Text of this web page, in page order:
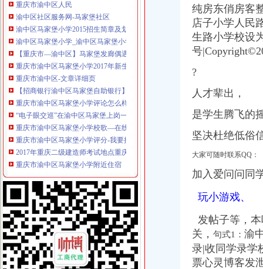
渝中区社区服务网-马家堡社区
渝中区马家堡小学2015招生简章及划片-重庆本地宝
渝中区马家堡小学_渝中区马家堡小学爱问问同学录频道
【重庆市—渝中区】马家堡发廊偶遇品美少女（申请毕业-曲罢论坛
重庆市渝中区马家堡小学2017年新生招生通告！_重庆幼升小_家长帮
重庆市渝中区-文章详细页
【招商银行渝中区马家堡自助银行】招商银行渝中区马家堡自助银行
重庆市渝中区马家堡小学评论怎么样-我要搜学网
“电子眼交巡”在渝中区马家堡上岗一个月_第1页-七一网
重庆市渝中区马家堡小学校歌—在线播放—优酷网,高清在线观看
重庆市渝中区马家堡小学评分-我要搜学网
2017年重庆二级建造师考试地点重庆市渝中区马家堡小学在哪？_二级
重庆市渝中区马家堡小学附近住宿
重庆市渝中区马家堡安利专卖店地址重庆市马家堡哪有卖安利产【今日
渝中区马家堡小学应急避难场所到马家堡怎么走？-住哪网
求助,在渝中区马家堡办过准生证MM帮忙说哈有些啥要求。-孕期闲聊
重庆市渝中区马家堡副食经营部饮料批发部
渝中区马家堡小学二年级三班二单元复习资料(一)_老师_新浪博客
[转载]渝中区马家堡小学二年级三班二单元复习资料(三)_萱萱_新浪
重庆市渝中区马家堡付食经营部长征付食门市_【信用信息_诉讼信息_
重庆市渝中区马家堡小学二年级3班歌咏比赛-原创-高清-爱奇艺
修改重庆市渝中区马家堡小学资料-我要搜学网
纯房东俏房客
店子小学人民
生路小学校设
号
?
人才辈出，
是学生腾飞的
坚决杜绝低俗
大家可随时联系QQ：
加入爱问问同
玩小游戏、
发帖子等，
关， 句式1： 渝
录|收同学录学
票心灵博客发